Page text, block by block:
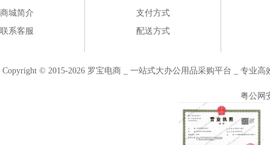
商城简介
联系客服
支付方式
配送方式
Copyright © 2015-2026 罗宝电商 _ 一站式大办公用品采购平台 _ 专业
粤公网